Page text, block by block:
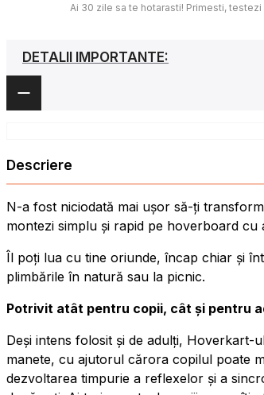
Ai 30 zile sa te hotarasti! Primesti,
DETALII IMPORTANTE:
Descriere
N-a fost niciodată mai ușor să-ți
montezi simplu și rapid pe hoverboard
Îl poți lua cu tine oriunde, încap chiar și
plimbările în natură sau la picnic.
Potrivit atât pentru copii, cât și pentru
Deși intens folosit și de adulți,
manete, cu ajutorul cărora copilul poate
dezvoltarea timpurie a reflexelor și a